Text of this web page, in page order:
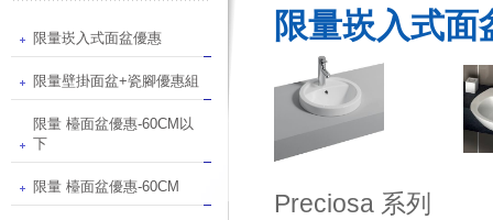
限量崁入式面盆優惠
限量壁掛面盆+瓷腳優惠組
限量 檯面盆優惠-60CM以
下
限量 檯面盆優惠-60CM
限量崁入式面
Preciosa 系列